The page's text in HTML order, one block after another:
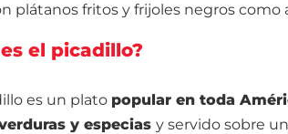
plátanos fritos y frijoles negros
el picadillo?
es un plato popular en toda
y especias y servido sobre